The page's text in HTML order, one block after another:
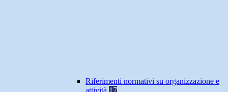
Riferimenti normativi su organizzazione e